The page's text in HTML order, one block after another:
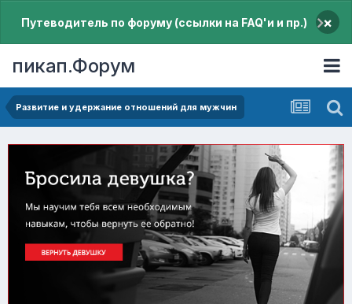
Путеводитель по форуму (ссылки на FAQ'и и пр.) ×
пикап.Форум
Pазвитие и удержание отношений для мужчин